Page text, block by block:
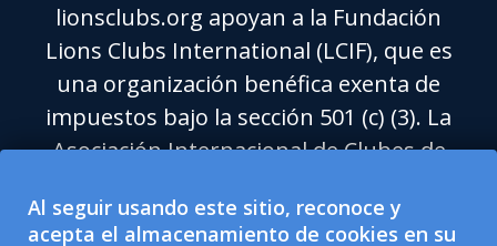
Al seguir usando este sitio, reconoce y
acepta el almacenamiento de cookies en su
lionsclubs.org apoyan a la Fundación
Lions Clubs International (LCIF), que es
una organización benéfica exenta de
impuestos bajo la sección 501 (c) (3). La
Asociación Internacional de Clubes de
ayuda social exenta de impuestos bajo la